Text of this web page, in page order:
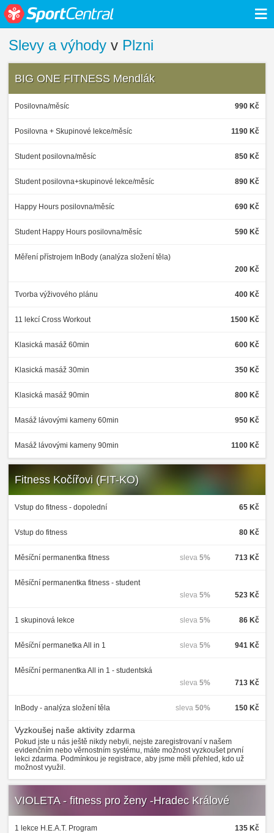
≡
Slevy a výhody v Plzni
BIG ONE FITNESS Mendlák
Posilovna/měsíc 990 Kč
Posilovna + Skupinové lekce/měsíc 1190 Kč
Student posilovna/měsíc 850 Kč
Student posilovna+skupinové lekce/měsíc 890 Kč
Happy Hours posilovna/měsíc 690 Kč
Student Happy Hours posilovna/měsíc 590 Kč
Měření přístrojem InBody (analýza složení těla)
200 Kč
Tvorba výživového plánu 400 Kč
11 lekcí Cross Workout 1500 Kč
Klasická masáž 60min 600 Kč
Klasická masáž 30min 350 Kč
Klasická masáž 90min 800 Kč
Masáž lávovými kameny 60min 950 Kč
Masáž lávovými kameny 90min 1100 Kč
Fitness Kočířovi (FIT-KO)
Vstup do fitness - dopolední 65 Kč
Vstup do fitness 80 Kč
Měsíční permanentka fitness 713 Kč
sleva 5%
Měsíční permanentka fitness - student
523 Kč
sleva 5%
1 skupinová lekce 86 Kč
sleva 5%
Měsíční permanetka All in 1 941 Kč
sleva 5%
Měsíční permanentka All in 1 - studentská
713 Kč
sleva 5%
InBody - analýza složení těla 150 Kč
sleva 50%
Vyzkoušej naše aktivity zdarma
Pokud jste u nás ještě nikdy nebyli, nejste zaregistrovaní v našem
evidenčním nebo věrnostním systému, máte možnost vyzkoušet první
lekci zdarma. Podmínkou je registrace, aby jsme měli přehled, kdo už
možnost využil.
VIOLETA - fitness pro ženy -Hradec Králové
1 lekce H.E.A.T. Program 135 Kč